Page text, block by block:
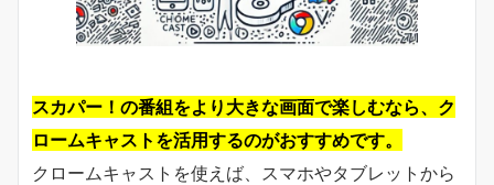
スカパー！の番組をより大きな画面で楽しむなら、ク
ロームキャストを活用するのがおすすめです。
クロームキャストを使えば、スマホやタブレットから